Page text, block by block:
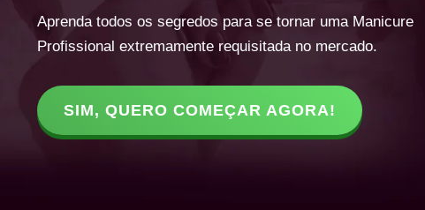
Aprenda todos os segredos para se tornar uma Manicure
Profissional extremamente requisitada no mercado.
SIM, QUERO COMEÇAR AGORA!